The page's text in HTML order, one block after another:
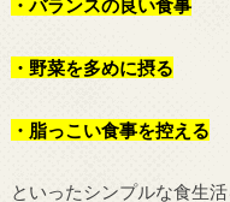
・バランスの良い食事
・野菜を多めに摂る
・脂っこい食事を控える
といったシンプルな食生